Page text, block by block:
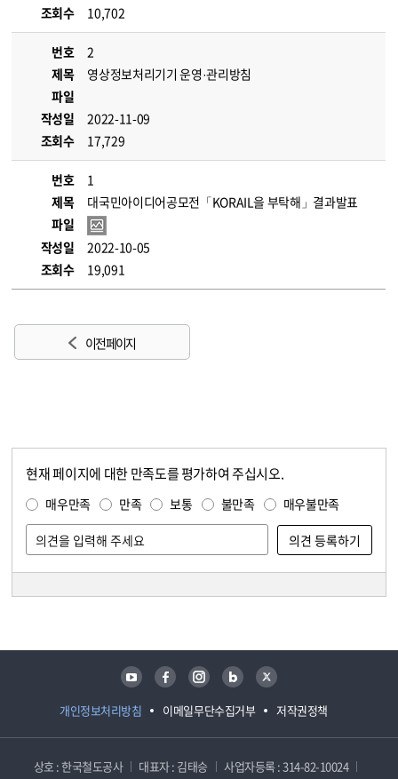
조회수
10,702
번호
2
제목
영상정보처리기기 운영·관리방침
파일
작성일
2022-11-09
조회수
17,729
번호
1
제목
대국민아이디어공모전「KORAIL을 부탁해」결과발표
파일
작성일
2022-10-05
조회수
19,091
이전 페이지
현재 페이지에 대한 만족도를 평가하여 주십시오.
매우만족 만족 보통 불만족 매우불만족
개인정보처리방침 이메일무단수집거부 저작권정책
유튜브 페이스북 인스타그램 블로그 트위터
상호 : 한국철도공사 대표자 : 김태승 사업자등록 : 314-82-10024